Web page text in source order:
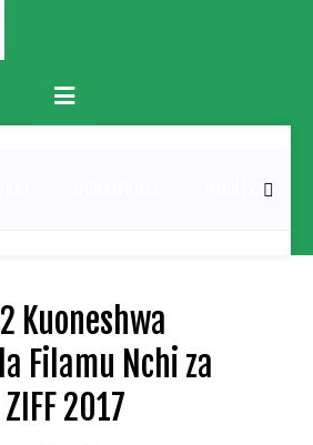
Primary
Menu
MICHEZO
Kuoneshwa
Filamu Nchi za
2017